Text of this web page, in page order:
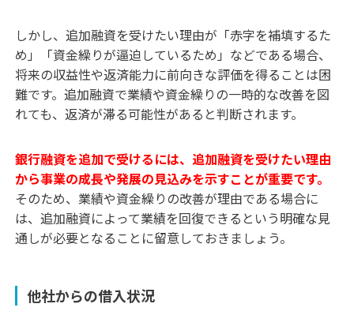
しかし、追加融資を受けたい理由が「赤字を補填するた
め」「資金繰りが逼迫しているため」などである場合、
将来の収益性や返済能力に前向きな評価を得ることは困
難です。追加融資で業績や資金繰りの一時的な改善を図
れても、返済が滞る可能性があると判断されます。
銀行融資を追加で受けるには、追加融資を受けたい理由
から事業の成長や発展の見込みを示すことが重要です。
そのため、業績や資金繰りの改善が理由である場合に
は、追加融資によって業績を回復できるという明確な見
通しが必要となることに留意しておきましょう。
他社からの借入状況